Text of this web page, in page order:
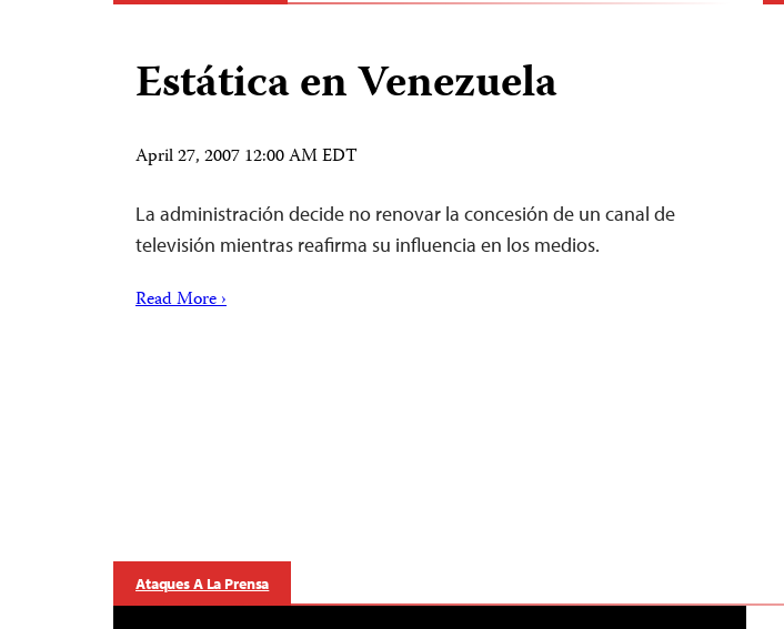
Estática en Venezuela
April 27, 2007 12:00 AM EDT
La administración decide no renovar la concesión de un canal de
televisión mientras reafirma su influencia en los medios.
Read More ›
Ataques A La Prensa